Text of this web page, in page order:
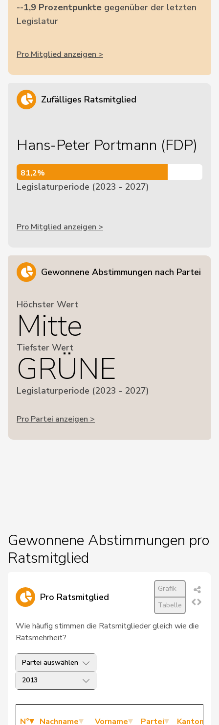
--1,9 Prozentpunkte gegenüber der letzten
Legislatur
Pro Mitglied anzeigen >
Zufälliges Ratsmitglied
Hans-Peter Portmann (FDP)
81,2%
81,2%
Legislaturperiode (2023 - 2027)
Pro Mitglied anzeigen >
Gewonnene Abstimmungen nach Partei
Höchster Wert
Mitte
Tiefster Wert
GRÜNE
Legislaturperiode (2023 - 2027)
Pro Partei anzeigen >
Gewonnene Abstimmungen pro
Ratsmitglied
Pro Ratsmitglied
Grafik
Tabelle
Wie häufig stimmen die Ratsmitglieder gleich wie die
Ratsmehrheit?
Partei auswählen
2013
N° Nachname Vorname Partei Kanton